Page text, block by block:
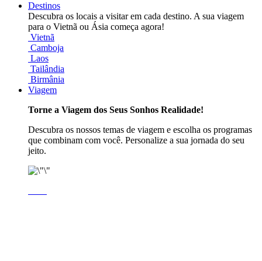
Destinos
Descubra os locais a visitar em cada destino. A sua viagem
para o Vietnã ou Ásia começa agora!
Vietnã
Camboja
Laos
Tailândia
Birmânia
Viagem
Torne a Viagem dos Seus Sonhos Realidade!
Descubra os nossos temas de viagem e escolha os programas
que combinam com você. Personalize a sua jornada do seu
jeito.